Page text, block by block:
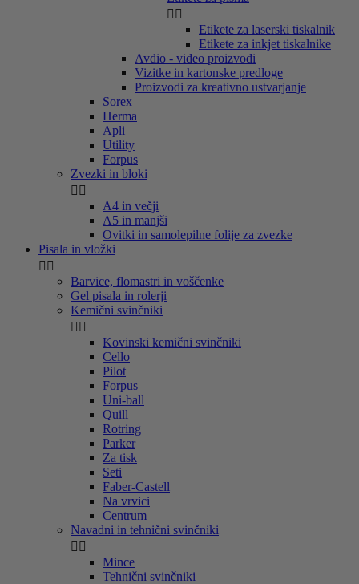
 
Etikete za laserski tiskalnik
Etikete za inkjet tiskalnike
Avdio - video proizvodi
Vizitke in kartonske predloge
Proizvodi za kreativno ustvarjanje
Sorex
Herma
Apli
Utility
Forpus
Zvezki in bloki
 
A4 in večji
A5 in manjši
Ovitki in samolepilne folije za zvezke
Pisala in vložki
 
Barvice, flomastri in voščenke
Gel pisala in rolerji
Kemični svinčniki
 
Kovinski kemični svinčniki
Cello
Pilot
Forpus
Uni-ball
Quill
Rotring
Parker
Za tisk
Seti
Faber-Castell
Na vrvici
Centrum
Navadni in tehnični svinčniki
 
Mince
Tehnični svinčniki